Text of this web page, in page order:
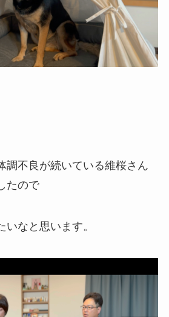
調不良が続いている維桜さん
たので
なと思います。